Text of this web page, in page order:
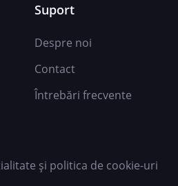
Suport
Despre noi
Contact
Întrebări frecvente
și politica de cookie-uri